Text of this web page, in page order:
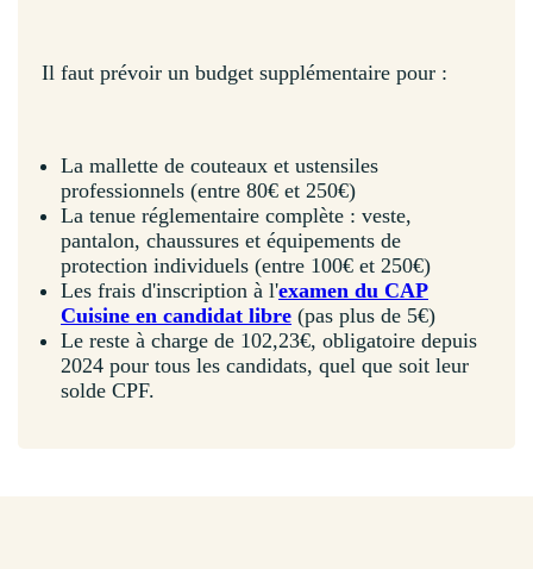
Il faut prévoir un budget supplémentaire pour :
La mallette de couteaux et ustensiles
professionnels (entre 80€ et 250€)
La tenue réglementaire complète : veste,
pantalon, chaussures et équipements de
protection individuels (entre 100€ et 250€)
Les frais d'inscription à l'examen du CAP
Cuisine en candidat libre (pas plus de 5€)
Le reste à charge de 102,23€, obligatoire depuis
2024 pour tous les candidats, quel que soit leur
solde CPF.